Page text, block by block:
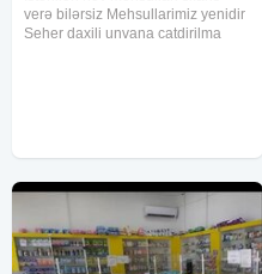
verə bilərsiz Mehsullarimiz yenidir
Seher daxili unvana catdirilma